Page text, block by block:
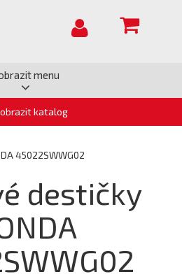
menu
katalog
45022SWWG02
destičky